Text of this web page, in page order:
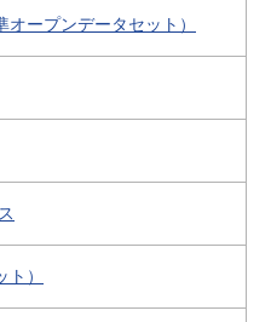
ープンデータセット）
）